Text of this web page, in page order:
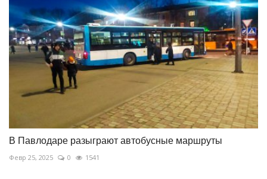
В Павлодаре разыграют автобусные маршруты
Февр 25, 2025 0 1541